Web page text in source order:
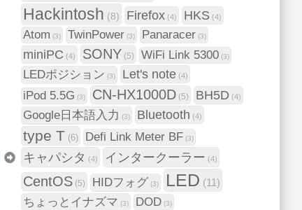
Hackintosh (8) Firefox (4) HKS (4)
Atom (3) TwinPower (3) Panaracer (3)
miniPC (4) SONY (5) WiFi Link 5300 (3)
LEDポジション (3) Let's note (4)
iPod 5.5G (3) CN-HX1000D (5) BH5D (4)
Google日本語入力 (3) Bluetooth (4)
type T (6) Defi Link Meter BF (3)
キャパシタ (4) インタークーラー (4)
CentOS (5) HIDフォグ (3) LED (11)
ちょっとイナズマ (3) DOD (3)